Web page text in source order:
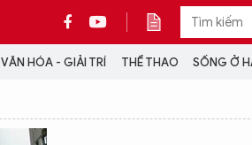
VĂN HÓA - GIẢI TRÍ THỂ THAO SỐNG Ở